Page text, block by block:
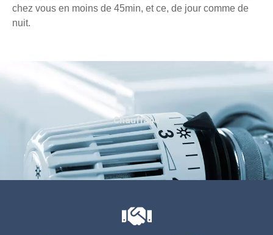
chez vous en moins de 45min, et ce, de jour comme de
nuit.
Chauffage